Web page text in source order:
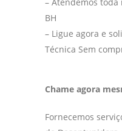
BH
– Ligue agora e
Técnica Sem
Chame agora
Fornecemos